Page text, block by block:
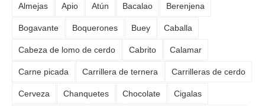
Almejas Apio Atún Bacalao Berenjena
Bogavante Boquerones Buey Caballa
Cabeza de lomo de cerdo Cabrito Calamar
Carne picada Carrillera de ternera Carrilleras de cerdo
Cerveza Chanquetes Chocolate Cigalas